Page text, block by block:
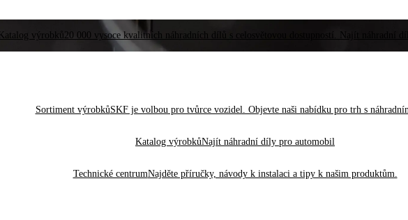
Katalog výrobků20 000 vysoce kvalitních náhradních dílů s celosvětovou dostupností. Najít náhradní
Sortiment výrobkůSKF je volbou pro tvůrce vozidel. Objevte naši nabídku pro trh s
Katalog výrobkůNajít náhradní díly pro automobil
Technické centrumNajděte příručky, návody k instalaci a tipy k našim produktům.